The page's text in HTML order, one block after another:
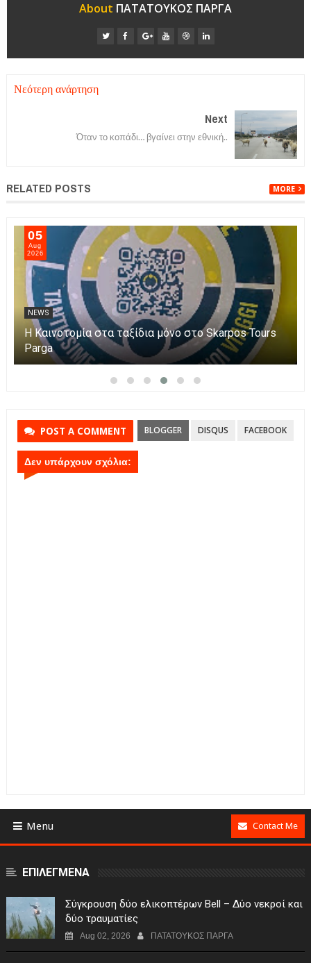
About ΠΑΤΑΤΟΥΚΟΣ ΠΑΡΓΑ
Νεότερη ανάρτηση
Next
Όταν το κοπάδι… βγαίνει στην εθνική..
RELATED POSTS MORE
τη Μεταμόρφωση του Κυρίου
05
Aug
2026
NEWS
Η Καινοτομία
Parga
POST A COMMENT BLOGGER DISQUS FACEBOOK
Δεν υπάρχουν σχόλια:
Menu Contact Me
ΕΠΙΛΕΓΜΕΝΑ
Σύγκρουση δύο ελικοπτέρων Bell – Δύο νεκροί και
δύο τραυματίες
Aug 02, 2026 ΠΑΤΑΤΟΥΚΟΣ ΠΑΡΓΑ